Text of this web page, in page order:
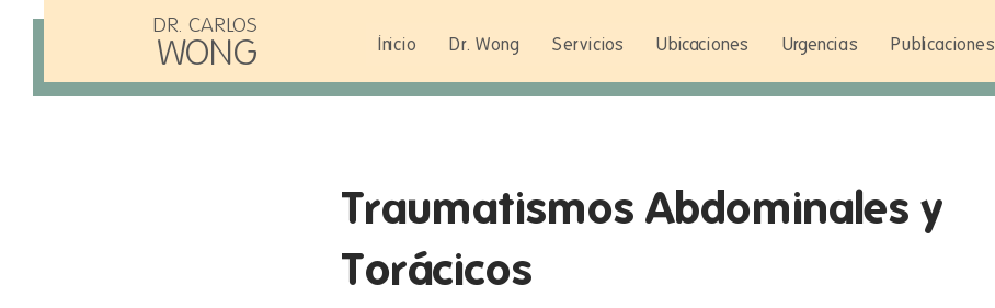
DR. CARLOS
WONG Inicio Dr. Wong Servicios Ubicaciones Urgencias Publicaciones
Traumatismos Abdominales y
Torácicos